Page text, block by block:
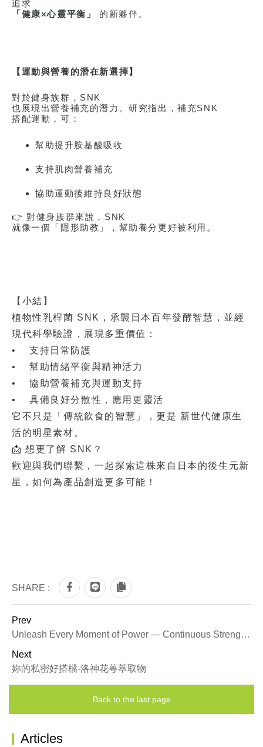
追求
「健康×心靈平衡」 的新夥伴。
【運動與營養的潛在新選擇】
對於健身族群， SNK
也展現出營養補充的潛力。研究指出，補充SNK
搭配運動，可：
幫助提升胺基酸吸收
支持肌肉營養補充
協助運動後維持良好狀態
👉 對健身族群來說， SNK
就像一個「隱形助教」，幫助養分更好被利用。
【小結】
植物性乳桿菌 SNK，承襲日本百年發酵智慧，並經
現代科學驗證，展現多重價值：
• 支持日常防護
• 幫助情緒平衡與精神活力
• 協助營養補充與運動支持
• 具備良好分散性，應用更靈活
它不只是「傳統飲食的智慧」，更是 新世代健康生
活的明星素材。
📩 想更了解 SNK？
歡迎與我們聯繫，一起探索這株來自日本的後生元新
星，如何為產品創造更多可能！
SHARE :
Prev
Unleash Every Moment of Power — Continuous Strength with Creatine
Next
妳的私密好搭檔-洛神花萼萃取物
Back to the last page
Articles